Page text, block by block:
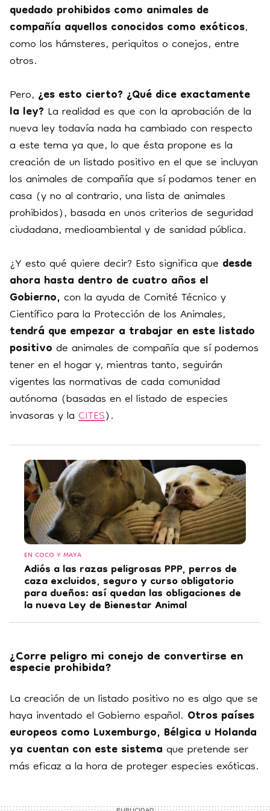
quedado prohibidos como animales de
compañía aquellos conocidos como exóticos,
como los hámsteres, periquitos o conejos, entre
otros.
Pero,¿es esto cierto? ¿Qué dice exactamente
la ley?La realidad es que con la aprobación de la
nueva ley todavía nada ha cambiado con respecto
a este tema ya que, lo que ésta propone es la
creación de un listado positivo en el que se incluyan
los animales de compañía que sí podamos tener en
casa (y no al contrario, una lista de animales
prohibidos), basada en unos criterios de seguridad
ciudadana, medioambiental y de sanidad pública.
¿Y esto qué quiere decir? Esto significa quedesde
ahora hasta dentro de cuatro años el
Gobierno,con la ayuda deComité Técnico y
Científico para la Protección de los Animales,
tendrá que empezar a trabajar en este listado
positivode animales de compañía que sí podemos
tener en el hogar y, mientras tanto, seguirán
vigentes las normativas de cada comunidad
autónoma (basadas en el listado de especies
invasoras y laCITES).
EN COCO Y MAYA
Adiós a las razas peligrosas PPP, perros de
caza excluidos, seguro y curso obligatorio
para dueños: así quedan las obligaciones de
la nueva Ley de Bienestar Animal
¿Corre peligro mi conejo de convertirse en
especie prohibida?
La creación de un listado positivo no es algo que se
haya inventado el Gobierno español. Otros países
europeos como Luxemburgo, Bélgica u Holanda
ya cuentan con este sistemaque pretende ser
más eficaz a la hora de proteger especies exóticas.